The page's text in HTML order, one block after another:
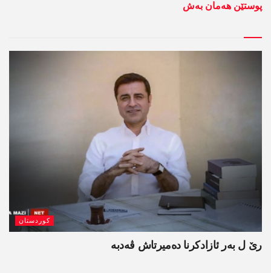
پوستێن ھەمان بەش
کوردستان
رێ ل بەر ئازادکرنا دەمیرتاش ڤەدبە